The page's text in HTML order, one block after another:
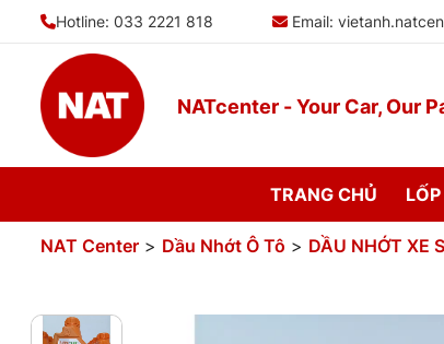
Hotline: 033 2221 818 Email:
NATcenter - Your Car, Our
TRANG CHỦ
NAT Center > Dầu Nhớt Ô Tô > DẦU NHỚT XE